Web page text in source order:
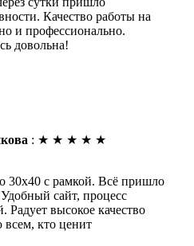
Качество работы на
и профессионально.
довольна!
: ★ ★ ★ ★ ★
30х40 с рамкой. Всё пришло
сайт, процесс
Радует высокое качество
всем, кто ценит